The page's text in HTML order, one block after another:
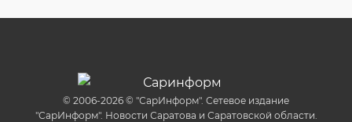
© 2006-2026 © "СарИнформ". Сетевое издание
"СарИнформ". Новости Саратова и Саратовской области.